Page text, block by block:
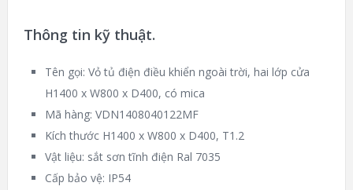
Thông tin kỹ thuật.
Tên gọi: Vỏ tủ điện điều khiển ngoài trời, hai lớp cửa
H1400 x W800 x D400, có mica
Mã hàng: VDN1408040122MF
Kích thước H1400 x W800 x D400, T1.2
Vật liệu: sắt sơn tĩnh điện Ral 7035
Cấp bảo vệ: IP54